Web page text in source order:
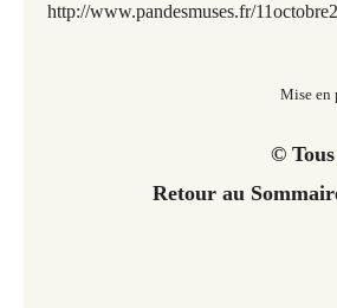
http://www.pandesmuses.fr/
Mise en
©
Retour au